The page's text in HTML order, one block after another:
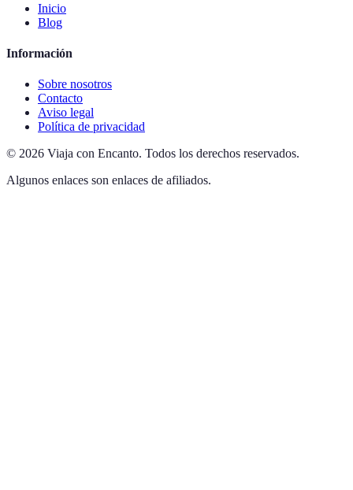
Inicio
Blog
Información
Sobre nosotros
Contacto
Aviso legal
Política de privacidad
© 2026 Viaja con Encanto. Todos los derechos reservados.
Algunos enlaces son enlaces de afiliados.